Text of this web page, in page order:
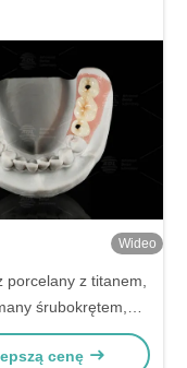
Wideo
porcelany z titanem,
śrubokrętem,
z cyrkonem
cenę